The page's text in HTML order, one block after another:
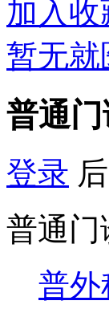
加入收
暂无就
普通
登录
普通门
普外